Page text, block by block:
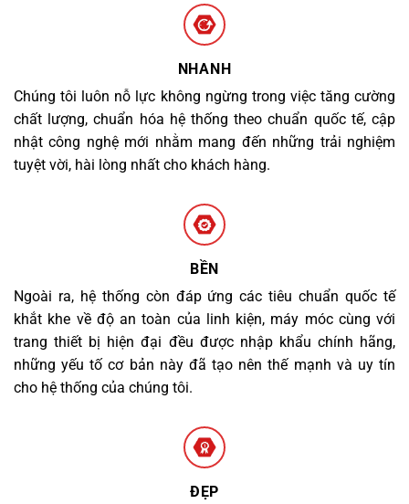
NHANH
Chúng tôi luôn nỗ lực không ngừng trong việc tăng cường
chất lượng, chuẩn hóa hệ thống theo chuẩn quốc tế, cập
nhật công nghệ mới nhằm mang đến những trải nghiệm
tuyệt vời, hài lòng nhất cho khách hàng.
BỀN
Ngoài ra, hệ thống còn đáp ứng các tiêu chuẩn quốc tế
khắt khe về độ an toàn của linh kiện, máy móc cùng với
trang thiết bị hiện đại đều được nhập khẩu chính hãng,
những yếu tố cơ bản này đã tạo nên thế mạnh và uy tín
cho hệ thống của chúng tôi.
ĐẸP